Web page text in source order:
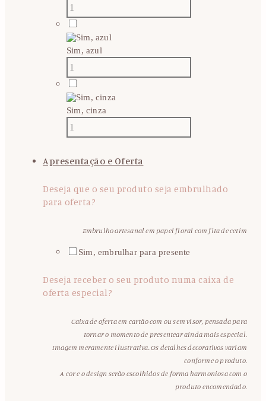
Sim, azul
Sim, cinza
Apresentação e Oferta
Deseja que o seu produto seja embrulhado
para oferta?
Embrulho artesanal em papel floral com fita de cetim
Sim, embrulhar para presente
Deseja receber o seu produto numa caixa de
oferta especial?
Caixa de oferta em cartão com ou sem visor, pensada para
tornar o momento de presentear ainda mais especial.
Imagem meramente ilustrativa. Os detalhes decorativos variam
conforme o produto.
A cor e o design serão escolhidos de forma harmoniosa com o
produto encomendado.